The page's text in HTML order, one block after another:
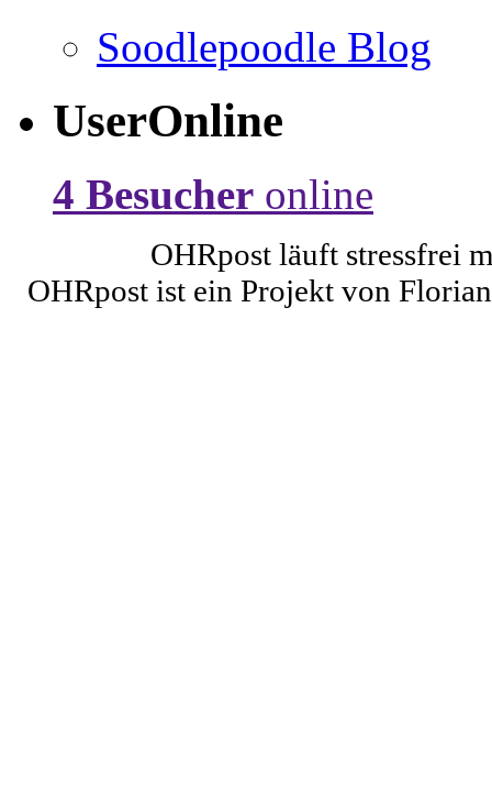
Soodlepoodle Blog
UserOnline
4 Besucher online
OHRpost läuft stressfrei
OHRpost ist ein Projekt von